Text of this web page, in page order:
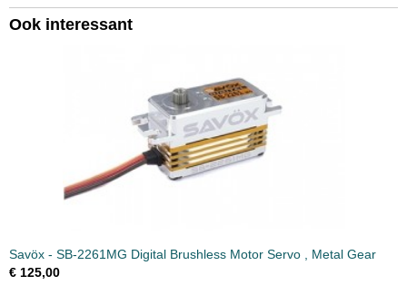
Ook interessant
Savöx - SB-2261MG Digital Brushless Motor Servo , Metal Gear
€ 125,00